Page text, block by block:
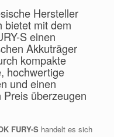
Hersteller
bietet mit dem
S einen
Akkuträger
kompakte
hochwertige
und einen
Preis überzeugen
FURY-S handelt es sich